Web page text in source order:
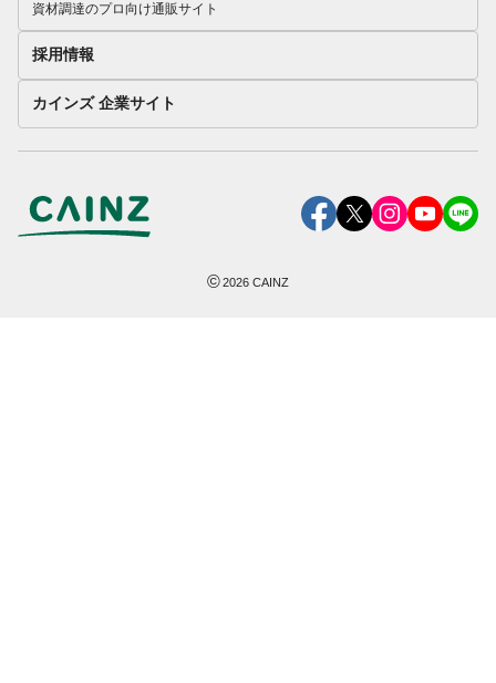
資材調達のプロ向け通販サイト
採用情報
カインズ 企業サイト
©2026 CAINZ